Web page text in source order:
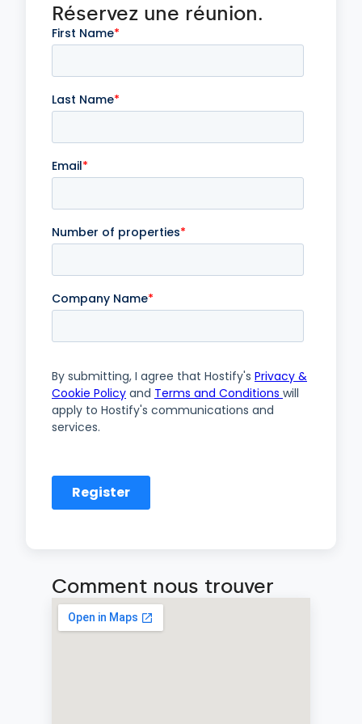
Réservez une réunion.
Comment nous trouver